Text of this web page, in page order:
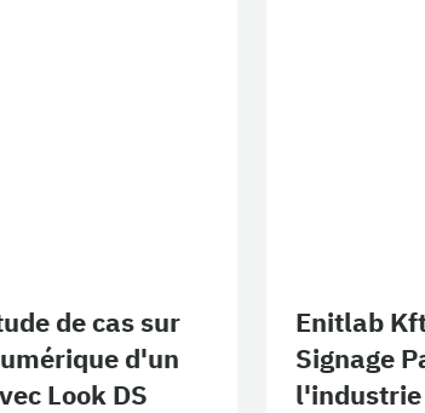
de cas sur
d'un
Look DS
Enitlab
Signage